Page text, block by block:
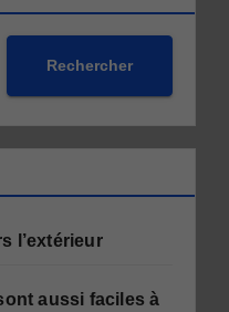
Rechercher
l’extérieur
aussi faciles à